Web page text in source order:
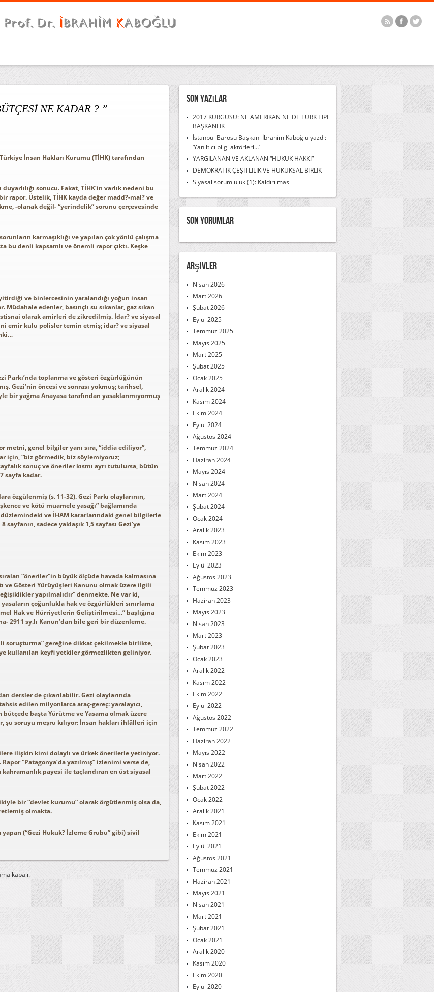
NE KADAR ? ”
İnsan Hakları Kurumu (TİHK) tarafından
sonucu. Fakat, TİHK’in varlık nedeni bu
rapor. Üstelik, TİHK kayda değer madd?-mal? ve
-olanak değil- “yerindelik” sorunu çerçevesinde
karmaşıklığı ve yapılan çok yönlü çalışma
bu denli kapsamlı ve önemli rapor çıktı. Keşke
ve binlercesinin yaralandığı yoğun insan
edenler, basınçlı su sıkanlar, gaz sıkan
olarak amirleri de zikredilmiş. İdar? ve siyasal
emir kulu polisler temin etmiş; idar? ve siyasal
Parkı’nda toplanma ve gösteri özgürlüğünün
Gezi’nin öncesi ve sonrası yokmuş; tarihsel,
bir yağma Anayasa tarafından yasaklanmıyormuş
metni, genel bilgiler yanı sıra, “iddia ediliyor”,
için, “biz görmedik, biz söylemiyoruz;
sonuç ve öneriler kısmı ayrı tutulursa, bütün
sayfa kadar.
özgülenmiş (s. 11-32). Gezi Parkı olaylarının,
ve kötü muamele yasağı” bağlamında
ve İHAM kararlarındaki genel bilgilerle
sadece yaklaşık 1,5 sayfası Gezi’ye
“öneriler”in büyük ölçüde havada kalmasına
ve Gösteri Yürüyüşleri Kanunu olmak üzere ilgili
yapılmalıdır” denmekte. Ne var ki,
çoğunlukla hak ve özgürlükleri sınırlama
Hak ve Hürriyetlerin Geliştirilmesi…” başlığına
2911 sy.lı Kanun’dan bile geri bir düzenleme.
soruşturma” gereğine dikkat çekilmekle birlikte,
kullanılan keyfi yetkiler görmezlikten geliniyor.
dersler de çıkarılabilir. Gezi olaylarında
edilen milyonlarca araç-gereç: yaralayıcı,
başta Yürütme ve Yasama olmak üzere
şu soruyu meşru kılıyor: İnsan hakları ihlâlleri için
ilişkin kimi dolaylı ve ürkek önerilerle yetiniyor.
“Patagonya’da yazılmış” izlenimi verse de,
payesi ile taçlandıran en üst siyasal
bir “devlet kurumu” olarak örgütlenmiş olsa da,
olmakta.
(“Gezi Hukuk? İzleme Grubu” gibi) sivil
kapalı.
Son Yazılar
2017 KURGUSU: NE AMERİKAN NE DE TÜRK TİPİ
BAŞKANLIK
İstanbul Barosu Başkanı İbrahim Kaboğlu yazdı:
‘Yanıltıcı bilgi aktörleri…’
YARGILANAN VE AKLANAN “HUKUK HAKKI”
DEMOKRATİK ÇEŞİTLİLİK VE HUKUKSAL BİRLİK
Siyasal sorumluluk (1): Kaldırılması
Son Yorumlar
Arşivler
Nisan 2026
Mart 2026
Şubat 2026
Eylül 2025
Temmuz 2025
Mayıs 2025
Mart 2025
Şubat 2025
Ocak 2025
Aralık 2024
Kasım 2024
Ekim 2024
Eylül 2024
Ağustos 2024
Temmuz 2024
Haziran 2024
Mayıs 2024
Nisan 2024
Mart 2024
Şubat 2024
Ocak 2024
Aralık 2023
Kasım 2023
Ekim 2023
Eylül 2023
Ağustos 2023
Temmuz 2023
Haziran 2023
Mayıs 2023
Nisan 2023
Mart 2023
Şubat 2023
Ocak 2023
Aralık 2022
Kasım 2022
Ekim 2022
Eylül 2022
Ağustos 2022
Temmuz 2022
Haziran 2022
Mayıs 2022
Nisan 2022
Mart 2022
Şubat 2022
Ocak 2022
Aralık 2021
Kasım 2021
Ekim 2021
Eylül 2021
Ağustos 2021
Temmuz 2021
Haziran 2021
Mayıs 2021
Nisan 2021
Mart 2021
Şubat 2021
Ocak 2021
Aralık 2020
Kasım 2020
Ekim 2020
Eylül 2020